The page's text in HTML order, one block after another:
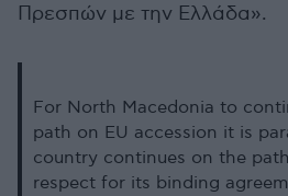
Πρεσπών με την Ελλάδα».
For North Macedonia to
path on EU accession it is
country continues on the
respect for its binding